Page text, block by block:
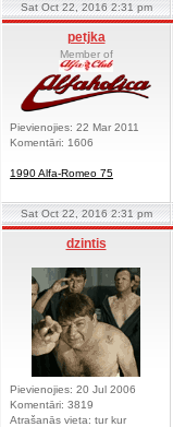
Sat Oct 22, 2016 2:31 pm
petjka
Member of
Pievienojies: 22 Mar 2011
Komentāri: 1606
1990 Alfa-Romeo 75
Sat Oct 22, 2016 2:31 pm
dzintis
Pievienojies: 20 Jul 2006
Komentāri: 3819
Atrašanās vieta: tur kur